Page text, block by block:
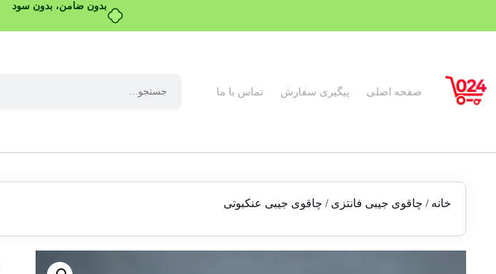
بدون ضامن، بدون سود
صفحه اصلی پیگیری سفارش تماس با ما
خانه / چاقوی جیبی فانتزی / چاقوی جیبی عنکبوتی